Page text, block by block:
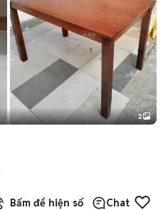
2
Bấm để hiện số Chat